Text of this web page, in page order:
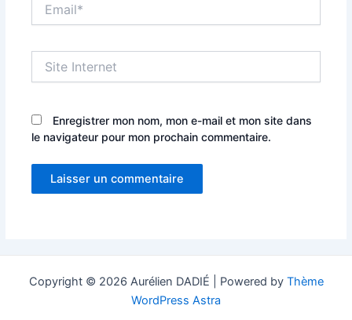
Internet
Enregistrer mon nom, mon e-mail et mon site dans
le navigateur pour mon prochain commentaire.
Copyright © 2026 Aurélien DADIÉ | Powered by Thème
WordPress Astra